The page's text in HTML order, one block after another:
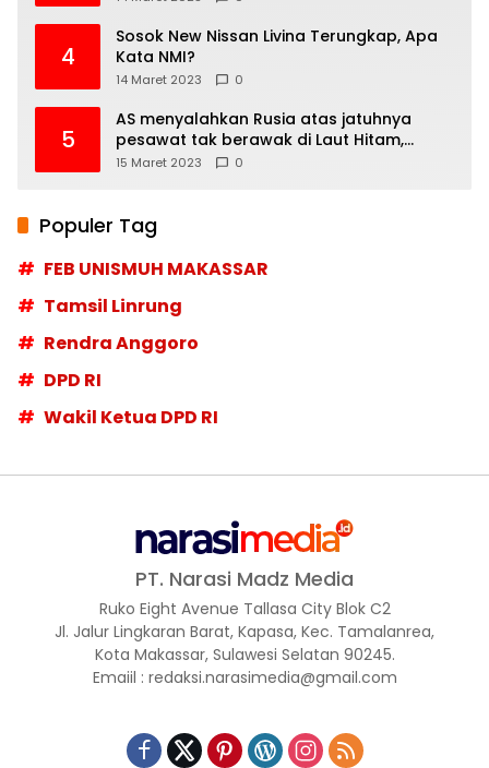
4
Sosok New Nissan Livina Terungkap, Apa
Kata NMI?
14 Maret 2023 0
5
AS menyalahkan Rusia atas jatuhnya
pesawat tak berawak di Laut Hitam,
Moskow menyangkal
15 Maret 2023 0
Populer Tag
FEB UNISMUH MAKASSAR
Tamsil Linrung
Rendra Anggoro
DPD RI
Wakil Ketua DPD RI
PT. Narasi Madz Media
Ruko Eight Avenue Tallasa City Blok C2
Jl. Jalur Lingkaran Barat, Kapasa, Kec. Tamalanrea,
Kota Makassar, Sulawesi Selatan 90245.
Emaiil : redaksi.narasimedia@gmail.com